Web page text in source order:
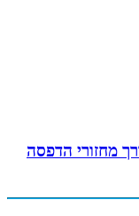
מחזורי הדפסה